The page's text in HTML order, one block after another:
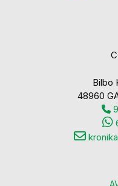
Bilbo
48960